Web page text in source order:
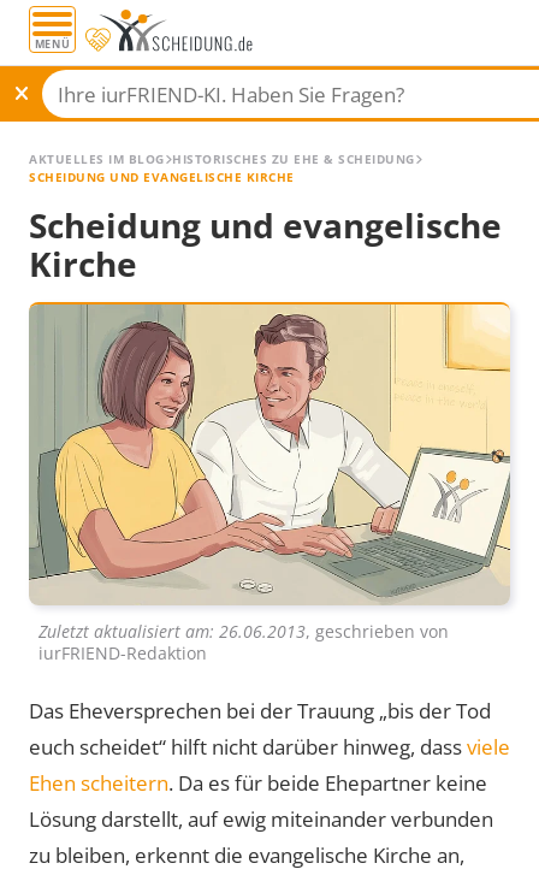
MENÜ
AKTUELLES IM BLOG HISTORISCHES ZU EHE & SCHEIDUNG
SCHEIDUNG UND EVANGELISCHE KIRCHE
Scheidung und evangelische
Kirche
Zuletzt aktualisiert am: 26.06.2013, geschrieben von
iurFRIEND-Redaktion
Das Eheversprechen bei der Trauung „bis der Tod
euch scheidet“ hilft nicht darüber hinweg, dassviele
Ehen scheitern. Da es für beide Ehepartner keine
Lösung darstellt, auf ewig miteinander verbunden
zu bleiben, erkennt die evangelische Kirche an,